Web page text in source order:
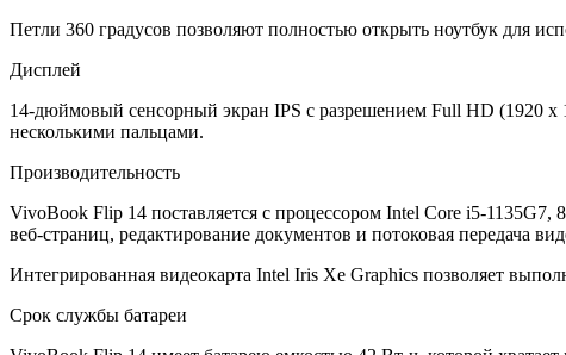
Петли 360 градусов позволяют полностью открыть ноутбук для
Дисплей
14-дюймовый сенсорный экран IPS с разрешением Full HD (1920
несколькими пальцами.
Производительность
VivoBook Flip 14 поставляется с процессором Intel Core i5-
веб-страниц, редактирование документов и потоковая передача
Интегрированная видеокарта Intel Iris Xe Graphics позволяет
Срок службы батареи